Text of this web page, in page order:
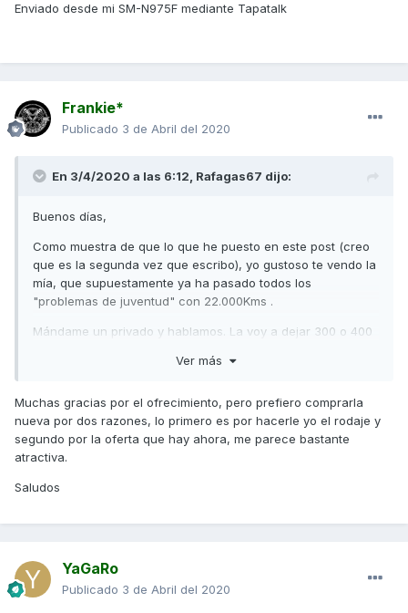
Enviado desde mi SM-N975F mediante Tapatalk
Frankie*
Publicado 3 de Abril del 2020
En 3/4/2020 a las 6:12, Rafagas67 dijo:
Buenos días,
Como muestra de que lo que he puesto en este post (creo
que es la segunda vez que escribo), yo gustoso te vendo la
mía, que supuestamente ya ha pasado todos los
"problemas de juventud" con 22.000Kms .
Mándame un privado y hablamos. La voy a dejar 300 o 400
Saludos.
Ver más
Muchas gracias por el ofrecimiento, pero prefiero comprarla
nueva por dos razones, lo primero es por hacerle yo el rodaje y
segundo por la oferta que hay ahora, me parece bastante
atractiva.
Saludos
YaGaRo
Publicado 3 de Abril del 2020